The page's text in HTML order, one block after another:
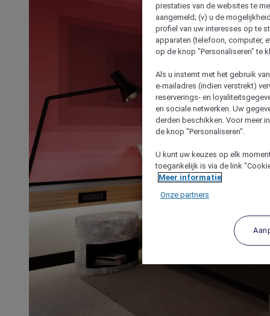
prestaties van de websites te
aangemeld; (v) u de
profiel van uw interesses op te
apparaten (telefoon, computer,
op de knop "Personaliseren" te
Als u instemt met het gebruik
e-mailadres (indien verstrekt)
reserverings- en
en sociale netwerken. Uw
derden beschikken. Voor meer
de knop "Personaliseren".
U kunt uw keuzes op elk
toegankelijk is via de link
Meer informatie
Onze partners